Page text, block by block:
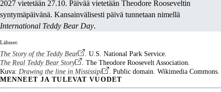
2027 vietetään 27.10. Päivää vietetään Theodore Rooseveltin
syntymäpäivänä. Kansainvälisesti päivä tunnetaan nimellä
International Teddy Bear Day.
Lähteet:
The Story of the Teddy Bear
. U.S. National Park Service.
The Real Teddy Bear Story
. The Theodore Roosevelt Association.
Kuva: Drawing the line in Mississipi . Public domain. Wikimedia Commons.
MENNEET JA TULEVAT VUODET